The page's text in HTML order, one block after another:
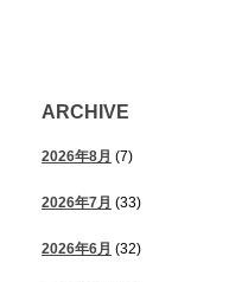
ARCHIVE
2026年8月 (7)
2026年7月 (33)
2026年6月 (32)